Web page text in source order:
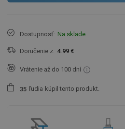
Dostupnosť: Na sklade
Doručenie z: 4.99 €
Vrátenie až do 100 dní
35 ľudia kúpil tento produkt.